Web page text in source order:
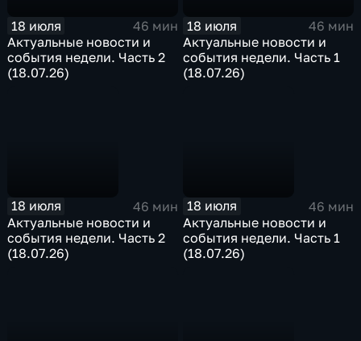
18 июля
46 мин
Актуальные новости и
события недели. Часть 2
(18.07.26)
18 июля
46 мин
Актуальные новости и
события недели. Часть 1
(18.07.26)
18 июля
46 мин
Актуальные новости и
события недели. Часть 2
(18.07.26)
18 июля
46 мин
Актуальные новости и
события недели. Часть 1
(18.07.26)